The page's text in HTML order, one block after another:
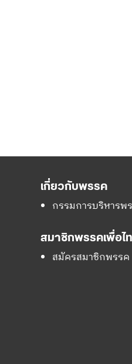
เกี่ยวกับพรรค
กรรมการบริหารพ
สมาชิกพรรคเพื่อไ
สมัครสมาชิกพรรค